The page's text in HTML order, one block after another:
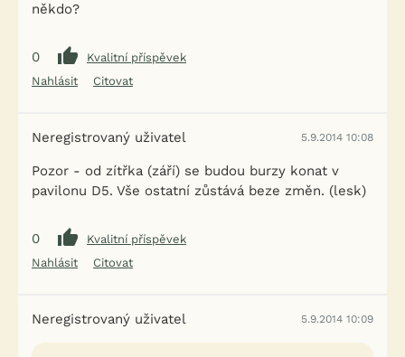
někdo?
0
Kvalitní příspěvek
Nahlásit
Citovat
Neregistrovaný uživatel 5.9.2014 10:08
Pozor - od zítřka (září) se budou burzy konat v
pavilonu D5. Vše ostatní zůstává beze změn. (lesk)
0
Kvalitní příspěvek
Nahlásit
Citovat
Neregistrovaný uživatel 5.9.2014 10:09